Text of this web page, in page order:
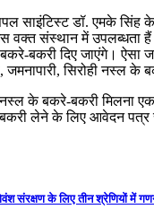
साइंटिस्ट डॉ. एमके
संस्थान में उपलब्धता हैं
बकरी दिए जाएंगे। ऐसा
जमनापारी, सिरोही नस्ल
के बकरे-बकरी मिलना एक
लेने के लिए आवेदन पत्र
संरक्षण के लिए तीन श्रेणियों में